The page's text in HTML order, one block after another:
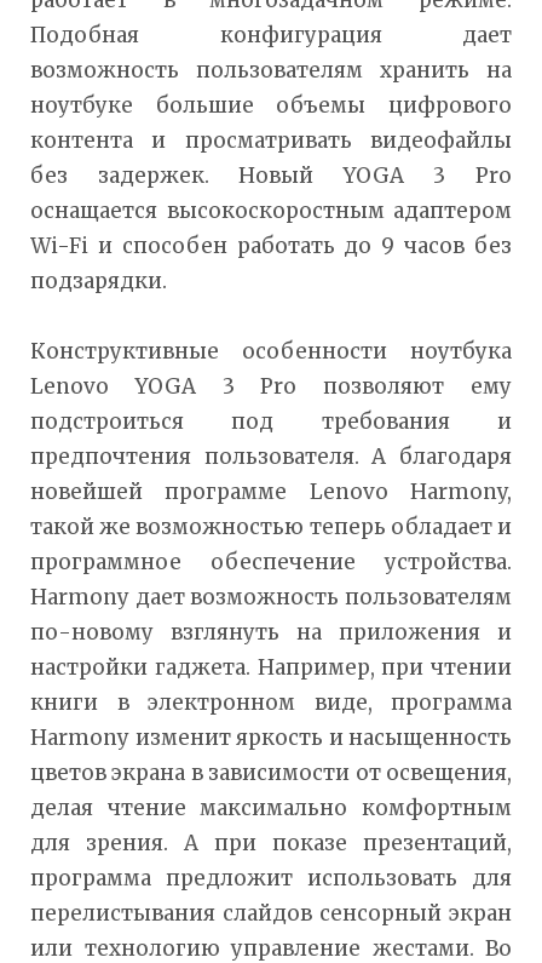
Подобная конфигурация дает
возможность пользователям хранить на
ноутбуке большие объемы цифрового
контента и просматривать видеофайлы
без задержек. Новый YOGA 3 Pro
оснащается высокоскоростным адаптером
Wi-Fi и способен работать до 9 часов без
подзарядки.
Конструктивные особенности ноутбука
Lenovo YOGA 3 Pro позволяют ему
подстроиться под требования и
предпочтения пользователя. А благодаря
новейшей программе Lenovo Harmony,
такой же возможностью теперь обладает и
программное обеспечение устройства.
Harmony дает возможность пользователям
по-новому взглянуть на приложения и
настройки гаджета. Например, при чтении
книги в электронном виде, программа
Harmony изменит яркость и насыщенность
цветов экрана в зависимости от освещения,
делая чтение максимально комфортным
для зрения. А при показе презентаций,
программа предложит использовать для
перелистывания слайдов сенсорный экран
или технологию управление жестами. Во